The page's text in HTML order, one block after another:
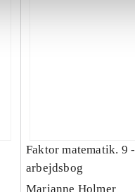
Faktor matematik. 9 -
arbejdsbog
Marianne Holmer